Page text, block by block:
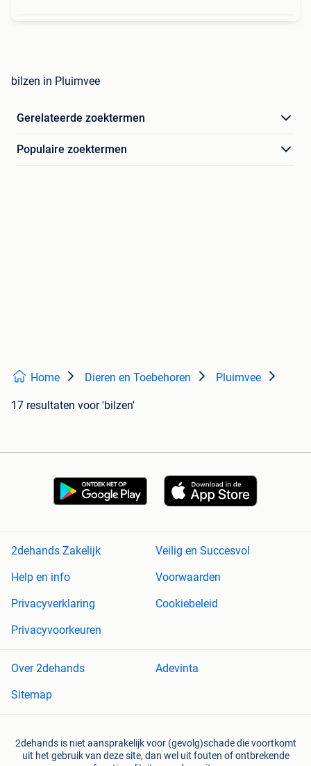
bilzen in Pluimvee
Gerelateerde zoektermen
Populaire zoektermen
Home Dieren en Toebehoren Pluimvee
17 resultaten voor 'bilzen'
2dehands Zakelijk
Veilig en Succesvol
Help en info
Voorwaarden
Privacyverklaring
Cookiebeleid
Privacyvoorkeuren
Over 2dehands
Adevinta
Sitemap
2dehands is niet aansprakelijk voor (gevolg)schade die voortkomt
uit het gebruik van deze site, dan wel uit fouten of ontbrekende